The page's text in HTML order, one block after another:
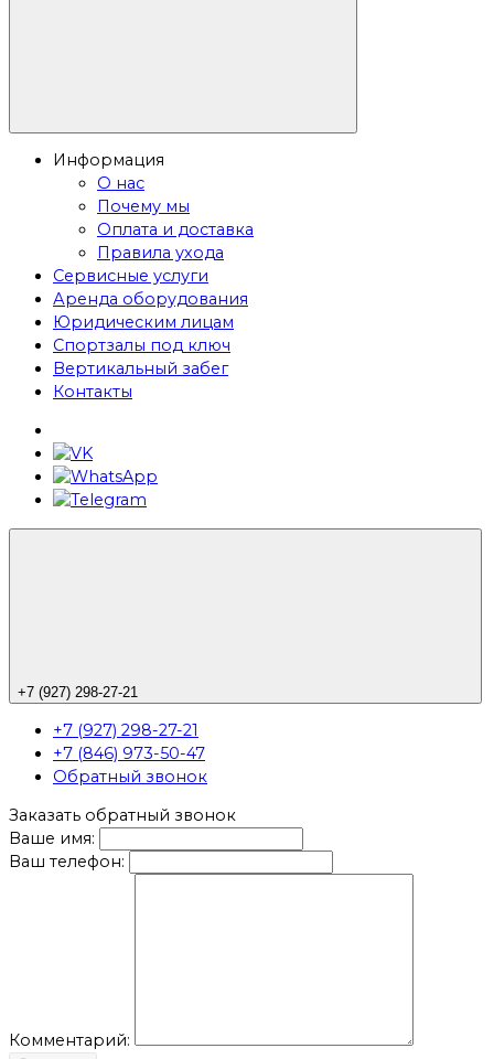
Информация
О нас
Почему мы
Оплата и доставка
Правила ухода
Сервисные услуги
Аренда оборудования
Юридическим лицам
Спортзалы под ключ
Вертикальный забег
Контакты
+7 (927) 298-27-21
+7 (927) 298-27-21
+7 (846) 973-50-47
Обратный звонок
Заказать обратный звонок
Ваше имя:
Ваш телефон:
Комментарий: